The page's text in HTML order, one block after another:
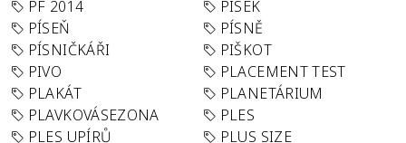
PF 2014
PÍSEK
PÍSEŇ
PÍSNĚ
PÍSNIČKÁŘI
PIŠKOT
PIVO
PLACEMENT TEST
PLAKÁT
PLANETÁRIUM
PLAVKOVÁSEZONA
PLES
PLES UPÍRŮ
PLUS SIZE